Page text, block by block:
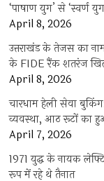
‘पाषाण युग’ से ‘स्वर्ण
April 8, 2026
उत्तराखंड के तेजस का
के FIDE रैंक शतरंज
April 8, 2026
चारधाम हेली सेवा
व्यवस्था, आठ रूटों का
April 7, 2026
1971 युद्ध के नायक
रूप में रहे थे तैनात